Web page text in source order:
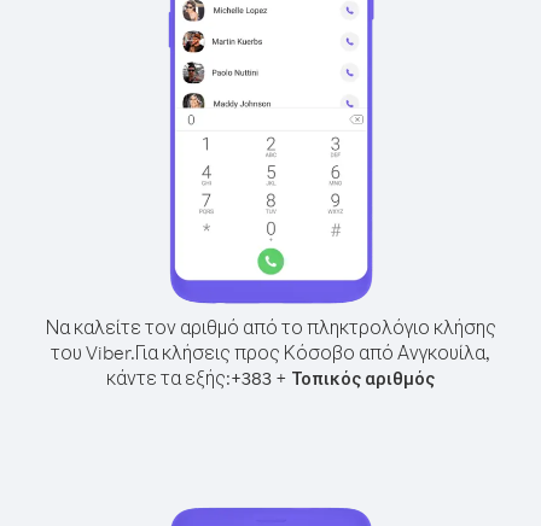
Να καλείτε τον αριθμό από το πληκτρολόγιο κλήσης
του Viber.Για κλήσεις προς Κόσοβο από Ανγκουίλα,
κάντε τα εξής:+383 + Τοπικός αριθμός